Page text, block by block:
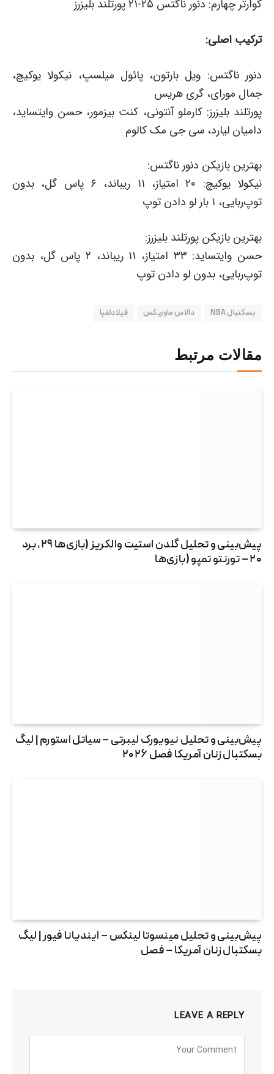
کوارتر چهارم: دنور ناگتس ۲۵-۲۱ پورتلند بلیزرز
ترکیب اصلی:
دنور ناگتس: ویل بارتون، پائول میلسپ، نیکولا یوکیچ،
جمال مورای، گری هریس
پورتلند بلیزرز: کارملو آنتونی، کنت بیزمور، حسن وایتساید،
دامیان لیارد، سی جی مک کالوم
بهترین بازیکن دنور ناگتس:
نیکولا یوکیچ: ۲۰ امتیاز، ۱۱ ریباند، ۶ پاس گل، بدون
توپ‌ربایی، ۱ بار لو دادن توپ
بهترین بازیکن پورتلند بلیزرز:
حسن وایتساید: ۳۳ امتیاز، ۱۱ ریباند، ۲ پاس گل، بدون
توپ‌ربایی، بدون لو دادن توپ
بسکتبال NBA دالاس ماوریکس فیلادلفیا
مقالات مرتبط
پیش‌بینی و تحلیل گلدن استیت والکریز (بازی‌ها ۲۹، برد
۲۰ – تورنتو تمپو (بازی‌ها
پیش‌بینی و تحلیل نیویورک لیبرتی – سیاتل استورم | لیگ
بسکتبال زنان آمریکا فصل ۲۰۲۶
پیش‌بینی و تحلیل مینسوتا لینکس – ایندیانا فیور | لیگ
بسکتبال زنان آمریکا – فصل
LEAVE A REPLY